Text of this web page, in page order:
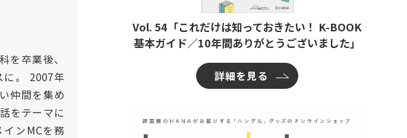
を卒業後、
に。 2007年
仲間を集め
をテーマに
インMCを務
Vol. 54「これだけは知っておきたい！ K-BOOK
基本ガイド／10年間ありがとうございました」
詳細を見る